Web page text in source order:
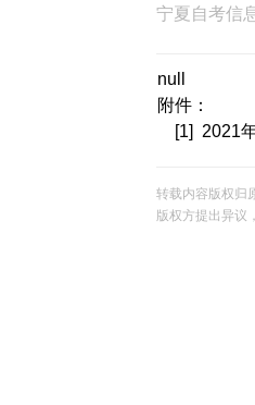
宁夏自考信
null
附件：
[1] 2021
转载内容版权归
版权方提出异议